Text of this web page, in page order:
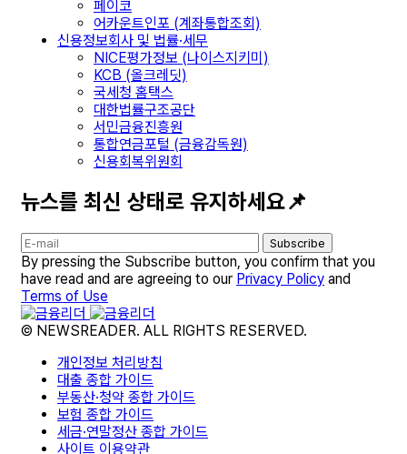
페이코
어카운트인포 (계좌통합조회)
신용정보회사 및 법률·세무
NICE평가정보 (나이스지키미)
KCB (올크레딧)
국세청 홈택스
대한법률구조공단
서민금융진흥원
통합연금포털 (금융감독원)
신용회복위원회
뉴스를 최신 상태로 유지하세요📌
Subscribe
By pressing the Subscribe button, you confirm that you
have read and are agreeing to our Privacy Policy and
Terms of Use
© NEWSREADER. ALL RIGHTS RESERVED.
개인정보 처리방침
대출 종합 가이드
부동산·청약 종합 가이드
보험 종합 가이드
세금·연말정산 종합 가이드
사이트 이용약관